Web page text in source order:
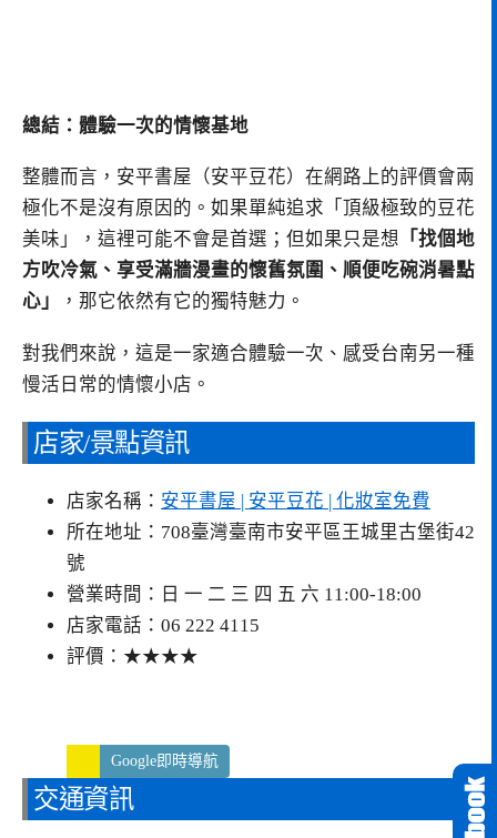
總結：體驗一次的情懷基地
整體而言，安平書屋（安平豆花）在網路上的評價會兩
極化不是沒有原因的。如果單純追求「頂級極致的豆花
美味」，這裡可能不會是首選；但如果只是想 「找個地
方吹冷氣、享受滿牆漫畫的懷舊氛圍、順便吃碗消暑點
心」
，那它依然有它的獨特魅力。
對我們來說，這是一家適合體驗一次、感受台南另一種
慢活日常的情懷小店。
店家/景點資訊
店家名稱： 安平書屋 | 安平豆花 | 化妝室免費
所在地址：708臺灣臺南市安平區王城里古堡街42
號
營業時間：日 一 二 三 四 五 六 11:00-18:00
店家電話：06 222 4115
評價：★★★★
Google即時導航
交通資訊